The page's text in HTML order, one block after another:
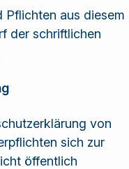
Pflichten aus diesem
der schriftlichen
von
sich zur
öffentlich